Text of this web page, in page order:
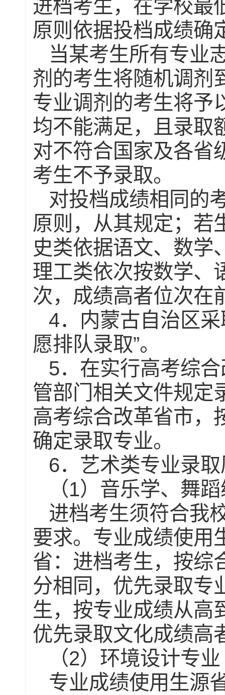
进档考生，在学校最
原则依据投档成绩确
当某考生所有专业
剂的考生将随机调剂
专业调剂的考生将予
均不能满足，且录取
对不符合国家及各省
考生不予录取。
对投档成绩相同的
原则，从其规定；若
史类依据语文、数学
理工类依次按数学、
次，成绩高者位次在
4．内蒙古自治区
愿排队录取”。
5．在实行高考综
管部门相关文件规定
高考综合改革省市，
确定录取专业。
6．艺术类专业录
（1）音乐学、舞
进档考生须符合我
要求。专业成绩使用
省：进档考生，按综
分相同，优先录取专
生，按专业成绩从高
优先录取文化成绩高
（2）环境设计专业
专业成绩使用生源